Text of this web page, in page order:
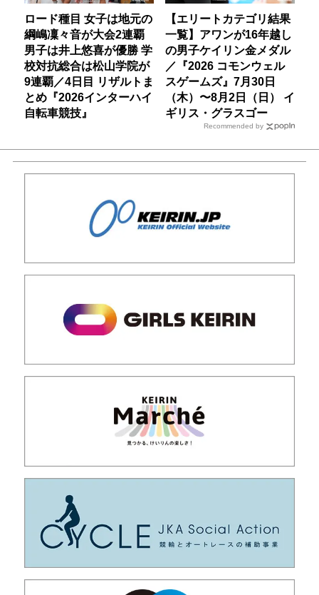
ロード種目 女子は地元の
綱嶋凜々音が大会2連覇
男子は井上悠喜が優勝 学
校対抗総合は松山学院が
9連覇／4日目 リザルトま
とめ『2026インターハイ
自転車競技』
【エリートカテゴリ結果
一覧】アワンが16年越し
の男子ケイリン金メダル
／『2026 コモンウェル
スゲームズ』7月30日
（木）〜8月2日（日） イ
ギリス・グラスゴー
Recommended by